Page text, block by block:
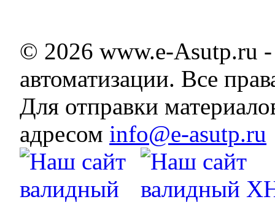
© 2026 www.e-Asutp.ru
автоматизации. Все
Для отправки
адресом info@e-asutp.ru